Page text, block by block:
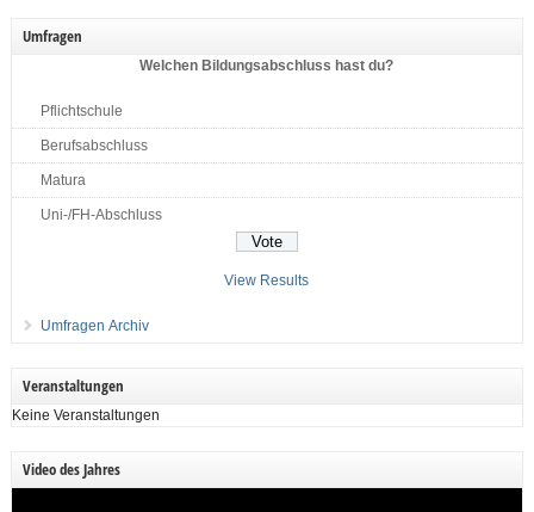
Umfragen
Welchen Bildungsabschluss hast du?
Pflichtschule
Berufsabschluss
Matura
Uni-/FH-Abschluss
View Results
Umfragen Archiv
Veranstaltungen
Keine Veranstaltungen
Video des Jahres